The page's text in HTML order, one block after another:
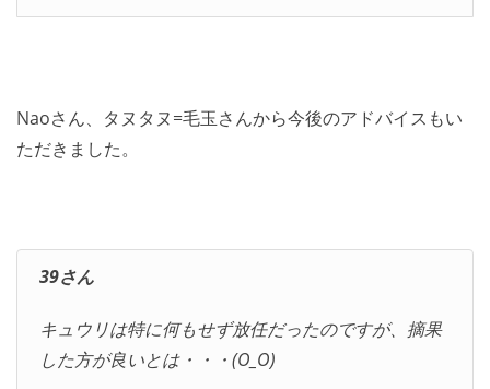
Naoさん、タヌタヌ=毛玉さんから今後のアドバイスもい
ただきました。
39さん
キュウリは特に何もせず放任だったのですが、摘果
した方が良いとは・・・(O_O)